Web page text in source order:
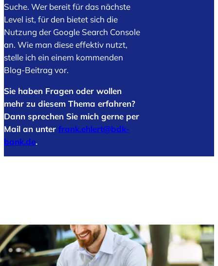
Suche. Wer bereit für das nächste
Level ist, für den bietet sich die
Nutzung der Google Search Console
an. Wie man diese effektiv nutzt,
stelle ich ein einem kommenden
Blog-Beitrag vor.
Sie haben Fragen oder wollen
mehr zu diesem Thema erfahren?
Dann sprechen Sie mich gerne per
Mail an unter frank.ehlert@bdk-
bank.de.